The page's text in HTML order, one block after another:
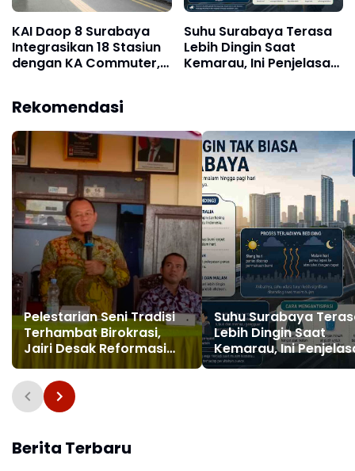
KAI Daop 8 Surabaya
Integrasikan 18 Stasiun
dengan KA Commuter,
Suhu Surabaya Terasa
Lebih Dingin Saat
Kemarau, Ini Penjelasan
Rekomendasi
Pelestarian Seni Tradisi
Terhambat Birokrasi,
Jairi Desak Reformasi
Kebijakan Budaya di
Tulungagung
Suhu Surabaya
Lebih Dingin Saat
Kemarau, Ini
Ilmiahnya
Berita Terbaru